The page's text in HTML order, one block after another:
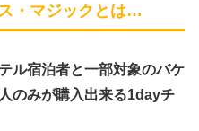
・マジックとは…
ル宿泊者と一部対象のバケ
のみが購入出来る1dayチ